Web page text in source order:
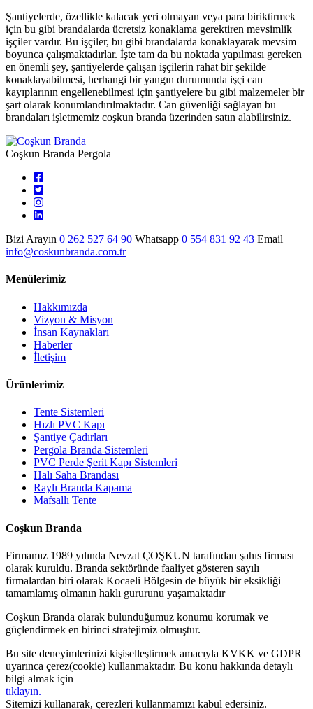
Şantiyelerde, özellikle kalacak yeri olmayan veya para biriktirmek
için bu gibi brandalarda ücretsiz konaklama gerektiren mevsimlik
işçiler vardır. Bu işçiler, bu gibi brandalarda konaklayarak mevsim
boyunca çalışmaktadırlar. İşte tam da bu noktada yapılması gereken
en önemli şey, şantiyelerde çalışan işçilerin rahat bir şekilde
konaklayabilmesi, herhangi bir yangın durumunda işçi can
kayıplarının engellenebilmesi için şantiyelere bu gibi malzemeler bir
şart olarak konumlandırılmaktadır. Can güvenliği sağlayan bu
brandaları işletmemiz coşkun branda üzerinden satın alabilirsiniz.
Coşkun Branda Pergola
Bizi Arayın 0 262 527 64 90 Whatsapp 0 554 831 92 43 Email
info@coskunbranda.com.tr
Menülerimiz
Hakkımızda
Vizyon & Misyon
İnsan Kaynakları
Haberler
İletişim
Ürünlerimiz
Tente Sistemleri
Hızlı PVC Kapı
Şantiye Çadırları
Pergola Branda Sistemleri
PVC Perde Şerit Kapı Sistemleri
Halı Saha Brandası
Raylı Branda Kapama
Mafsallı Tente
Coşkun Branda
Firmamız 1989 yılında Nevzat ÇOŞKUN tarafından şahıs firması
olarak kuruldu. Branda sektöründe faaliyet gösteren sayılı
firmalardan biri olarak Kocaeli Bölgesin de büyük bir eksikliği
tamamlamış olmanın haklı gururunu yaşamaktadır
Coşkun Branda olarak bulunduğumuz konumu korumak ve
güçlendirmek en birinci stratejimiz olmuştur.
Bu site deneyimlerinizi kişiselleştirmek amacıyla KVKK ve GDPR
uyarınca çerez(cookie) kullanmaktadır. Bu konu hakkında detaylı
bilgi almak için
tıklayın.
Sitemizi kullanarak, çerezleri kullanmamızı kabul edersiniz.